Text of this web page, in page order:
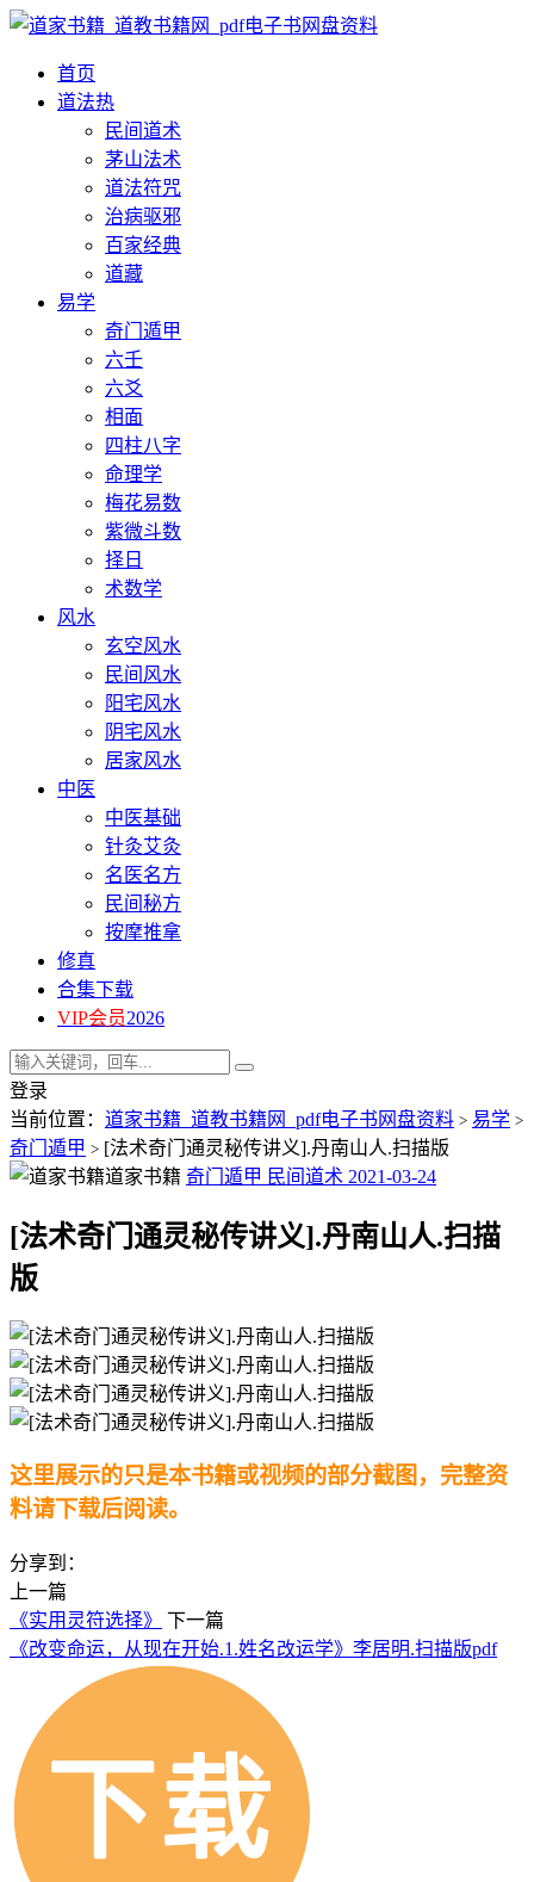
首页
道法热
民间道术
茅山法术
道法符咒
治病驱邪
百家经典
道藏
易学
奇门遁甲
六壬
六爻
相面
四柱八字
命理学
梅花易数
紫微斗数
择日
术数学
风水
玄空风水
民间风水
阳宅风水
阴宅风水
居家风水
中医
中医基础
针灸艾灸
名医名方
民间秘方
按摩推拿
修真
合集下载
VIP会员2026
登录
当前位置： 道家书籍_道教书籍网_pdf电子书网盘资料 > 易学 >
奇门遁甲 > [法术奇门通灵秘传讲义].丹南山人.扫描版
道家书籍 奇门遁甲 民间道术 2021-03-24
[法术奇门通灵秘传讲义].丹南山人.扫描
版
这里展示的只是本书籍或视频的部分截图，完整资
料请下载后阅读。
分享到：
上一篇
《实用灵符选择》
下一篇
《改变命运，从现在开始.1.姓名改运学》李居明.扫描版pdf